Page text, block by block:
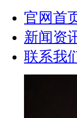
官网首
新闻资
联系我